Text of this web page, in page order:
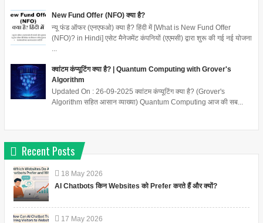
New Fund Offer (NFO) क्या है?
न्यू फंड ऑफर (एनएफओ) क्या है? हिंदी में [What is New Fund Offer
(NFO)? in Hindi] एसेट मैनेजमेंट कंपनियों (एएमसी) द्वारा शुरू की गई नई योजना
क्वांटम कंप्यूटिंग क्या है? | Quantum Computing with Grover's
Algorithm
Updated On : 26-09-2025 क्वांटम कंप्यूटिंग क्या है? (Grover's
Algorithm सहित आसान व्याख्या) Quantum Computing आज की सब...
Recent Posts
18 May 2026
AI Chatbots किन Websites को Prefer करते हैं और क्यों?
17 May 2026